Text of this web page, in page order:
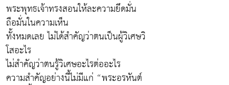
พระพุทธเจ้าทรงสอนให้ละความยึดมั่น
ถือมั่นในความเห็น
ทั้งหมดเลย ไม่ได้สำคัญว่าตนเป็นผู้วิเศษวิ
โสอะไร
ไม่สำคัญว่าตนรู้วิเศษอะไรต่ออะไร
ความสำคัญอย่างนี้ไม่มีแก่ “พระอรหันต์